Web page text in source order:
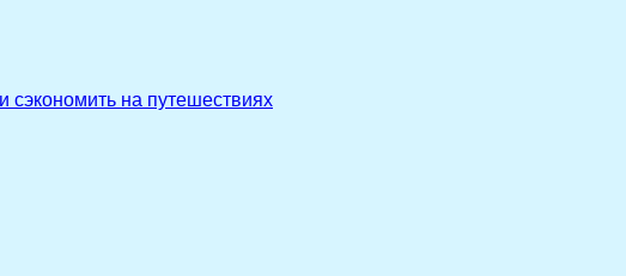
сэкономить на путешествиях